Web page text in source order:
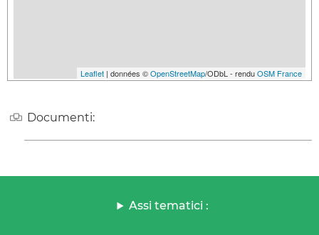
Leaflet | données ©OpenStreetMap/ODbL - renduOSM France
Documenti:
Assi tematici :